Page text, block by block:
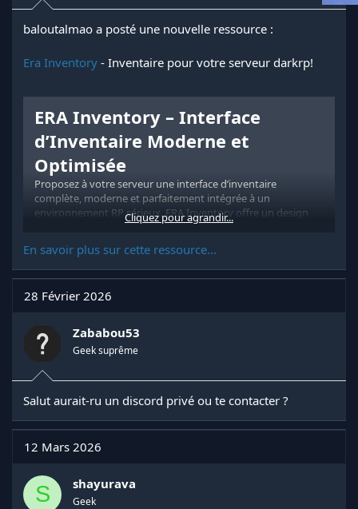
l
a
s
u
n
baloutalmao a posté une nouvelle ressource :
Era Inventory - Inventaire pour votre serveur darkrp!
ERA Inventory – Interface
d’Inventaire Moderne et
Optimisée
Proposez à votre serveur une interface d’inventaire
complète, moderne et parfaitement intégrée à un
environnement RP sérieux. ERA Inventory offre un design
immersif, une navigation fluide et une organisation claire
Design et Interface
Style moderne et épuré
Interface plein écran structurée et professionnelle...
Cliquez pour agrandir...
En savoir plus sur cette ressource...
28 Février 2026
Zababou53
Geek suprême
Salut aurait-ru un discord privé ou te contacter ?
12 Mars 2026
S shayurava
Geek